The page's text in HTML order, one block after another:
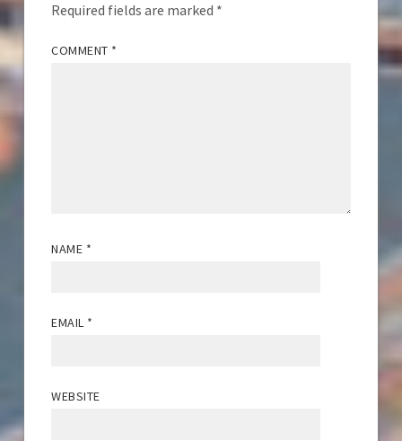
Required fields are marked *
COMMENT *
NAME *
EMAIL *
WEBSITE